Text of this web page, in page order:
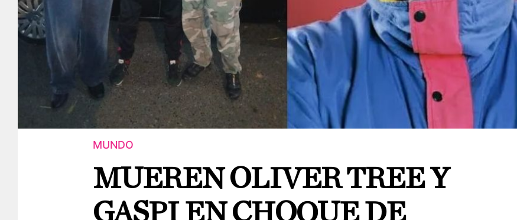
MUNDO
MUEREN OLIVER TREE Y
GASPI EN CHOQUE DE